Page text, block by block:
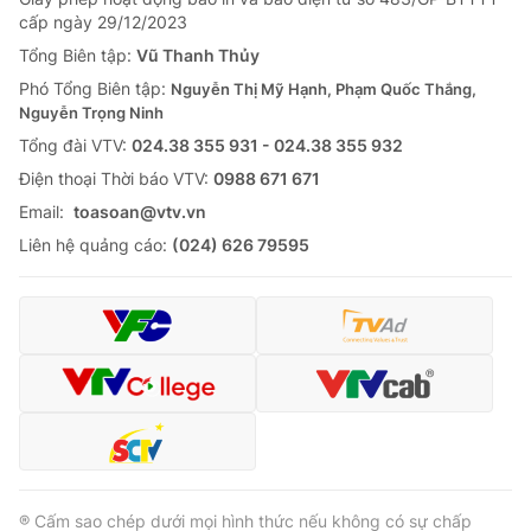
Sản phẩm
Thị trường
Tư vấn
Lịch phát sóng
Chuyên mục khác
Emagazine
Shorts video
VTV Thể thao
cấp ngày 29/12/2023
Tổng Biên tập: Vũ Thanh Thủy
Phó Tổng Biên tập: Nguyễn Thị Mỹ Hạnh, Phạm Quốc Thắng,
Nguyễn Trọng Ninh
Tổng đài VTV: 024.38 355 931 - 024.38 355 932
Ðiện thoại Thời báo VTV: 0988 671 671
Email: toasoan@vtv.vn
Liên hệ quảng cáo: (024) 626 79595
® Cấm sao chép dưới mọi hình thức nếu không có sự chấp